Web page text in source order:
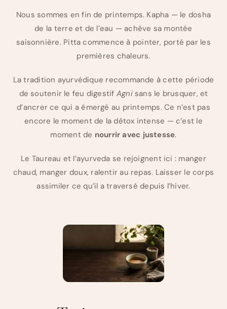
Nous sommes en fin de printemps. Kapha — le dosha
de la terre et de l’eau — achève sa montée
saisonnière. Pitta commence à pointer, porté par les
premières chaleurs.
La tradition ayurvédique recommande à cette période
de soutenir le feu digestif Agnisans le brusquer, et
d’ancrer ce qui a émergé au printemps. Ce n’est pas
encore le moment de la détox intense — c’est le
moment de nourrir avec justesse.
Le Taureau et l’ayurveda se rejoignent ici : manger
chaud, manger doux, ralentir au repas. Laisser le corps
assimiler ce qu’il a traversé depuis l’hiver.